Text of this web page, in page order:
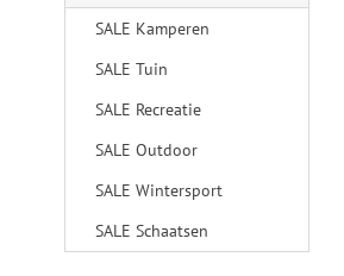
SALE Kamperen
SALE Tuin
SALE Recreatie
SALE Outdoor
SALE Wintersport
SALE Schaatsen